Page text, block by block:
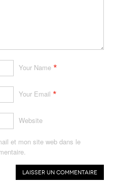
Your Name *
Your Email *
Website
et mon site web dans le